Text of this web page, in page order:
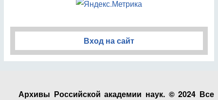
Вход на сайт
Архивы Российской академии наук. © 2024 Все